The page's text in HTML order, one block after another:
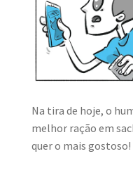
Na tira de hoje, o
melhor ração em
quer o mais gostoso!